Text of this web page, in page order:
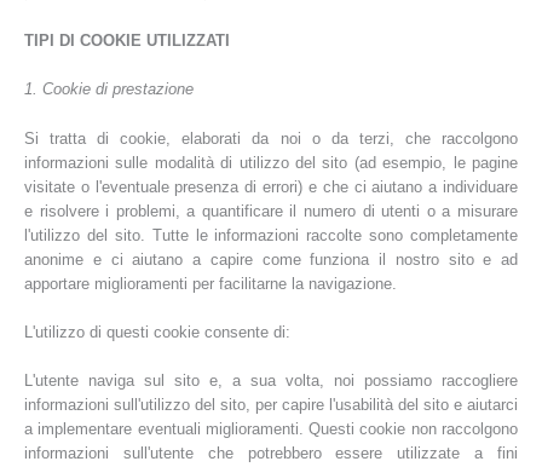
TIPI DI COOKIE UTILIZZATI
1. Cookie di prestazione
Si tratta di cookie, elaborati da noi o da terzi, che raccolgono
informazioni sulle modalità di utilizzo del sito (ad esempio, le pagine
visitate o l'eventuale presenza di errori) e che ci aiutano a individuare
e risolvere i problemi, a quantificare il numero di utenti o a misurare
l'utilizzo del sito. Tutte le informazioni raccolte sono completamente
anonime e ci aiutano a capire come funziona il nostro sito e ad
apportare miglioramenti per facilitarne la navigazione.
L'utilizzo di questi cookie consente di:
L'utente naviga sul sito e, a sua volta, noi possiamo raccogliere
informazioni sull'utilizzo del sito, per capire l'usabilità del sito e aiutarci
a implementare eventuali miglioramenti. Questi cookie non raccolgono
informazioni sull'utente che potrebbero essere utilizzate a fini